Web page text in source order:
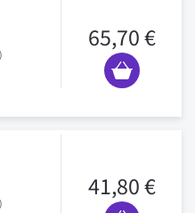
65,70 €
41,80 €